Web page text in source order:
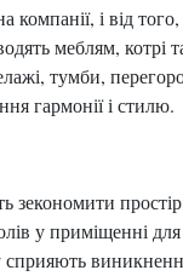
і від
меблям,
тумби,
гармонії і стилю.
зекономити
у приміщенні
сприяють